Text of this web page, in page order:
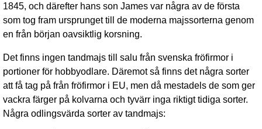
1845, och därefter hans son James var några av de första
som tog fram ursprunget till de moderna majssorterna genom
en från början oavsiktlig korsning.
Det finns ingen tandmajs till salu från svenska fröfirmor i
portioner för hobbyodlare. Däremot så finns det några sorter
att få tag på från fröfirmor i EU, men då mestadels de som ger
vackra färger på kolvarna och tyvärr inga riktigt tidiga sorter.
Några odlingsvärda sorter av tandmajs: